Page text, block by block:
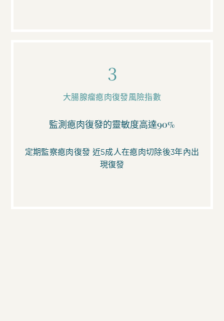
3
大腸腺瘤瘜肉復發風險指數
監測瘜肉復發的靈敏度高達90%
定期監察瘜肉復發 近5成人在瘜肉切除後3年內出
現復發